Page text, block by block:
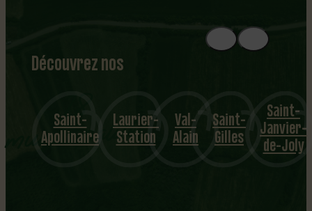
Découvrez nos
1
8
mu
nicipalités
Saint-
Apollinaire
Laurier-
Station
Val-
Alain
Saint-
Gilles
Saint-
Janvier-
de-Joly